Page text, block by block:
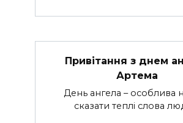
Привітання з днем
Артема
День ангела – особлива
сказати теплі слова